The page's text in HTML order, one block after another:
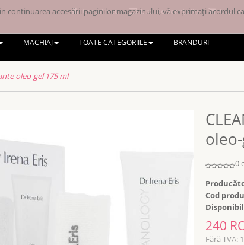
Contul meu Lista de dorințe (0) Coșul
MACHIAJ TOATE CATEGORIILE BRANDURI
oleo-gel 175 ml
0
Cod
240
Fără TVA:
accesării paginilor magazinului, vă exprimați acordul